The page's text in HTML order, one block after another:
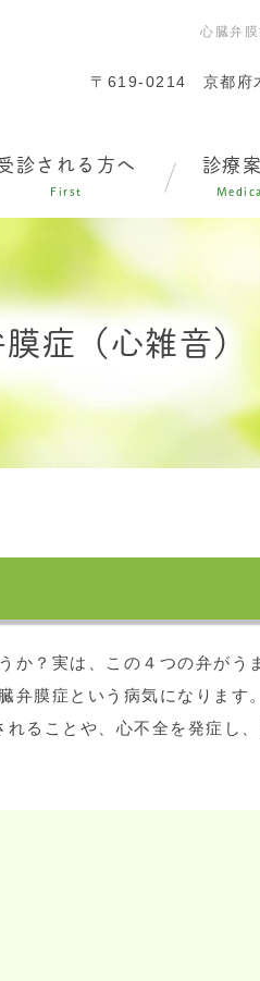
心臓弁
〒619-0214 京都府
診される方へ
First
診療
症（心雑音）
か？実は、この４つの弁がう
弁膜症という病気になります
ることや、心不全を発症し